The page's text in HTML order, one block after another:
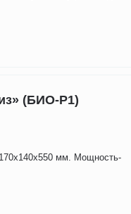
(БИО-Р1)
мм. Мощность-